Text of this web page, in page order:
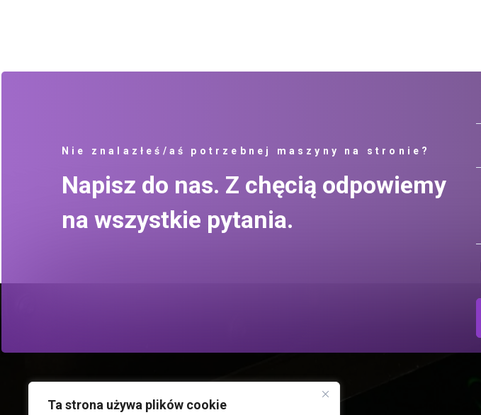
Ta strona używa plików cookie
Nie znalazłeś/aś potrzebnej maszyny na stronie?
Napisz do nas. Z chęcią odpowiemy
na wszystkie pytania.